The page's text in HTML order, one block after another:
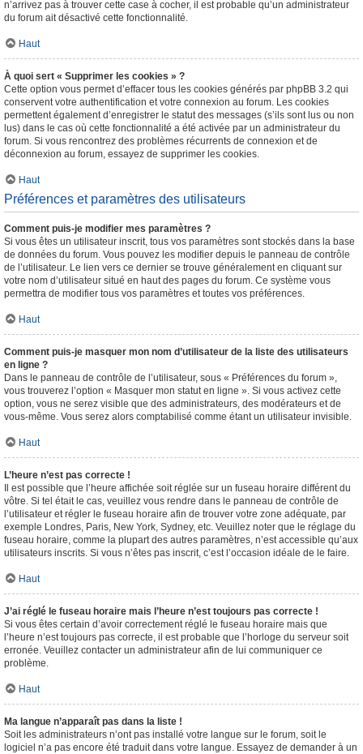
n’arrivez pas à trouver cette case à cocher, il est probable qu’un administrateur
du forum ait désactivé cette fonctionnalité.
Haut
À quoi sert « Supprimer les cookies » ?
Cette option vous permet d’effacer tous les cookies générés par phpBB 3.2 qui
conservent votre authentification et votre connexion au forum. Les cookies
permettent également d’enregistrer le statut des messages (s’ils sont lus ou non
lus) dans le cas où cette fonctionnalité a été activée par un administrateur du
forum. Si vous rencontrez des problèmes récurrents de connexion et de
déconnexion au forum, essayez de supprimer les cookies.
Haut
Préférences et paramètres des utilisateurs
Comment puis-je modifier mes paramètres ?
Si vous êtes un utilisateur inscrit, tous vos paramètres sont stockés dans la base
de données du forum. Vous pouvez les modifier depuis le panneau de contrôle
de l’utilisateur. Le lien vers ce dernier se trouve généralement en cliquant sur
votre nom d’utilisateur situé en haut des pages du forum. Ce système vous
permettra de modifier tous vos paramètres et toutes vos préférences.
Haut
Comment puis-je masquer mon nom d’utilisateur de la liste des utilisateurs
en ligne ?
Dans le panneau de contrôle de l’utilisateur, sous « Préférences du forum »,
vous trouverez l’option « Masquer mon statut en ligne ». Si vous activez cette
option, vous ne serez visible que des administrateurs, des modérateurs et de
vous-même. Vous serez alors comptabilisé comme étant un utilisateur invisible.
Haut
L’heure n’est pas correcte !
Il est possible que l’heure affichée soit réglée sur un fuseau horaire différent du
vôtre. Si tel était le cas, veuillez vous rendre dans le panneau de contrôle de
l’utilisateur et régler le fuseau horaire afin de trouver votre zone adéquate, par
exemple Londres, Paris, New York, Sydney, etc. Veuillez noter que le réglage du
fuseau horaire, comme la plupart des autres paramètres, n’est accessible qu’aux
utilisateurs inscrits. Si vous n’êtes pas inscrit, c’est l’occasion idéale de le faire.
Haut
J’ai réglé le fuseau horaire mais l’heure n’est toujours pas correcte !
Si vous êtes certain d’avoir correctement réglé le fuseau horaire mais que
l’heure n’est toujours pas correcte, il est probable que l’horloge du serveur soit
erronée. Veuillez contacter un administrateur afin de lui communiquer ce
problème.
Haut
Ma langue n’apparaît pas dans la liste !
Soit les administrateurs n’ont pas installé votre langue sur le forum, soit le
logiciel n’a pas encore été traduit dans votre langue. Essayez de demander à un